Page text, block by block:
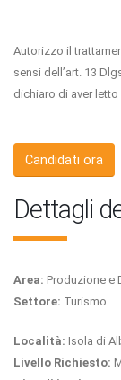
Autorizzo il
sensi dell’art. 13
dichiaro di aver
Candidati ora
Dettagli
Area: Produzione e
Settore: Turismo
Località: Isola di
Livello Richiesto: